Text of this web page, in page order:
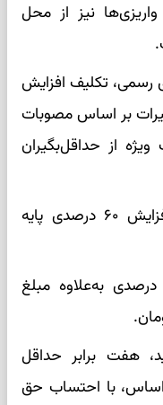
نیز از محل
رسمی، تکلیف افزایش
بر اساس مصوبات
از حداقل‌بگیران
دریافت‌کنندگان حداقل دستمزد: افزایش ۶۰ درصدی پایه
سایر سطوح درآمدی: افزایش ۴۵ درصدی به‌علاوه مبلغ
هفت برابر حداقل
با احتساب حق